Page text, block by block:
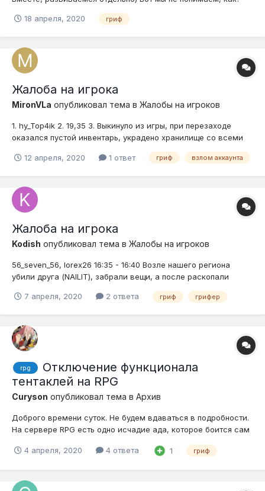
это) вообщем, кто это и как это сделали мы не знаем,
не было ещё больше про...
18 апреля, 2020 гриф
Жалоба на игрока
MironVLa опубликовал тема в Жалобы на игроков
1. hy_Top4ik 2. 19,35 3. Выкинуло из игры, при перезаходе
оказался пустой инвентарь, украдено хранилище со всеми
в это время продолжал воровать. Из личного кабинета
12 апреля, 2020 1 ответ гриф взлом аккаунта
Жалоба на игрока
Kodish опубликовал тема в Жалобы на игроков
56_seven_56, lorex26 16:35 - 16:40 Возле нашего региона
убили друга (NAILIT), забрали вещи, а после раскопали
7 апреля, 2020
2 ответа гриф грифер
rpg
Отключение функционала
тентаклей на RPG
Curyson опубликовал тема в Архив
Доброго времени суток. Не будем вдаваться в подробности.
На сервере RPG есть одно исчадие ада, которое боится сам
Тентакля) Так вот, эта тентакля сносит всё и вся к чему
4 апреля, 2020 4 ответа 1 гриф